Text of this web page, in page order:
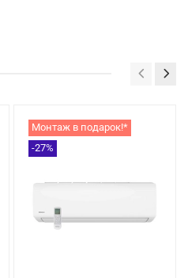
Монтаж в подарок!*
-27%